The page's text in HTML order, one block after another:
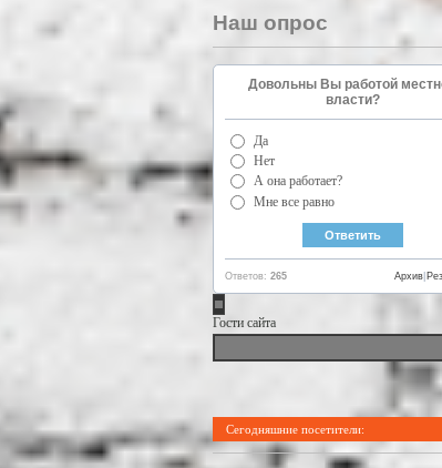
Наш опрос
Довольны Вы работой
власти?
Да
Нет
А она работает?
Мне все равно
Ответов: 265 Архив
Гости сайта
Сегодняшние посетители: